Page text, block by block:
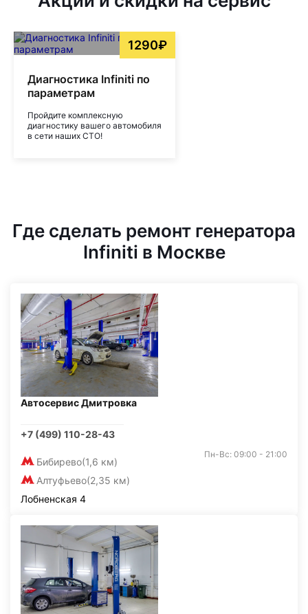
1290₽
Диагностика Infiniti по
параметрам
Пройдите комплексную
диагностику вашего автомобиля
в сети наших СТО!
Где сделать ремонт генератора
Infiniti в Москве
Автосервис Дмитровка
+7 (499) 110-28-43
Бибирево(1,6 км)
Алтуфьево(2,35 км)
Пн-Вс: 09:00 - 21:00
Лобненская 4